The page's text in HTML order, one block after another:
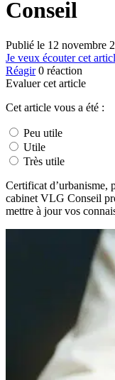
Conseil
Publié le 12 novembre
Je veux écouter cet
Réagir 0 réaction
Evaluer cet article
Cet article vous a été :
Peu utile
Utile
Très utile
Certificat d’urbanisme,
cabinet VLG Conseil
mettre à jour vos